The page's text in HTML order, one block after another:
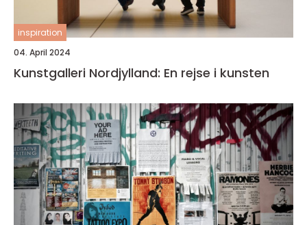
inspiration
04. April 2024
Kunstgalleri Nordjylland: En rejse i kunsten